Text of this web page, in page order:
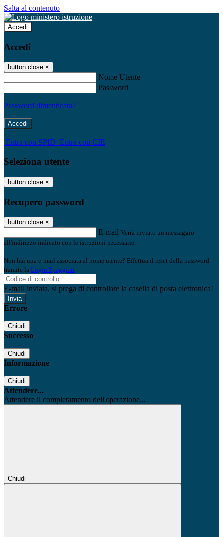
Salta al contenuto
Accedi
Accedi
button close ×
Nome Utente
Password
Password dimenticata?
-
Entra con SPID Entra con CIE
Seleziona utente
button close ×
Recupero password
button close ×
E-mail Verrà inviato un messaggio
all'indirizzo indicato con le istruzioni necessarie.
Non hai una e-mail associata al nome utente? Effettua il reset della password
tramite la Login Spaggiari
E-mail inviata, si prega di controllare la casella di posta elettronica!
Errore
Chiudi
Successo
Chiudi
Informazione
Chiudi
Attendere...
Attendere il completamento dell'operazione...
Chiudi